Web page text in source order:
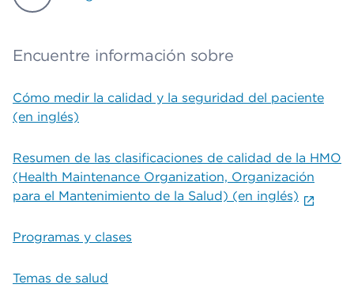
Encuentre información sobre
Cómo medir la calidad y la seguridad del paciente
(en inglés)
Resumen de las clasificaciones de calidad de la HMO
(Health Maintenance Organization, Organización
para el Mantenimiento de la Salud) (en inglés)
Programas y clases
Temas de salud